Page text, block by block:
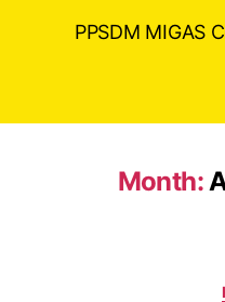
PPSDM MIGAS
Month: